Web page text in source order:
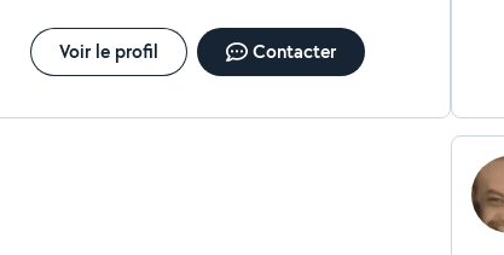
Voir le profil Contacter